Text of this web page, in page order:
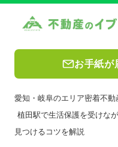
お手紙が
愛知・岐阜のエリア密着不
植田駅で生活保護を受けな
見つけるコツを解説